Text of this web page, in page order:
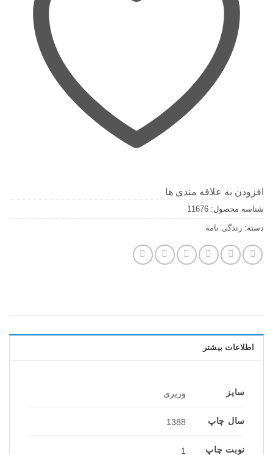
افزودن به علاقه مندی ها
شناسه محصول: 11676
دسته: زندگی نامه
اطلاعات بیشتر
سایز وزیری
سال چاپ 1388
نوبت چاپ 1